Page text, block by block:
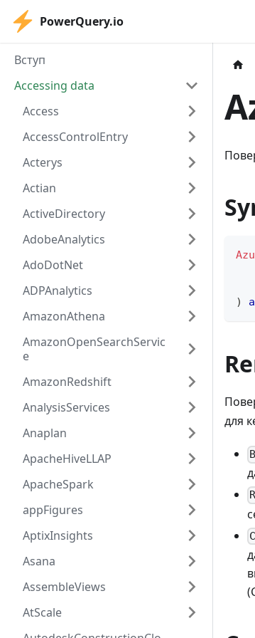
PowerQuery.io
Вступ
Accessing data
Access
AccessControlEntry
Acterys
Actian
ActiveDirectory
AdobeAnalytics
AdoDotNet
ADPAnalytics
AmazonAthena
AmazonOpenSearchServic
e
AmazonRedshift
AnalysisServices
Anaplan
ApacheHiveLLAP
ApacheSpark
appFigures
AptixInsights
Asana
AssembleViews
AtScale
)
для